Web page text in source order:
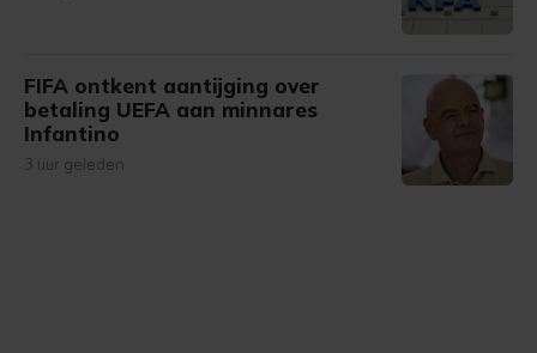
FIFA ontkent aantijging over
betaling UEFA aan minnares
Infantino
3 uur geleden